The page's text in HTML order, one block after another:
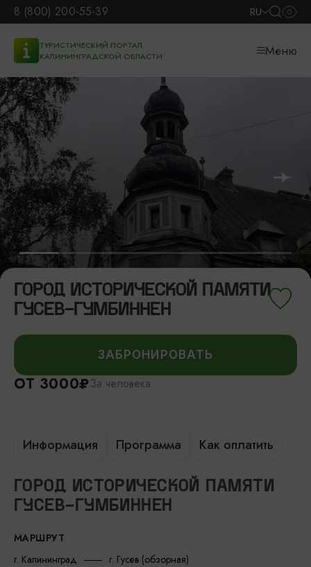
8 (800) 200-55-39 RU
ТУРИСТИЧЕСКИЙ ПОРТАЛ
КАЛИНИНГРАДСКОЙ ОБЛАСТИ
Меню
ГОРОД ИСТОРИЧЕСКОЙ ПАМЯТИ
ГУСЕВ-ГУМБИННЕН
ЗАБРОНИРОВАТЬ
ОТ 3000₽За человека
Информация Программа Как оплатить
ГОРОД ИСТОРИЧЕСКОЙ ПАМЯТИ
ГУСЕВ-ГУМБИННЕН
МАРШРУТ
г. Калининград
г. Гусев (обзорная)